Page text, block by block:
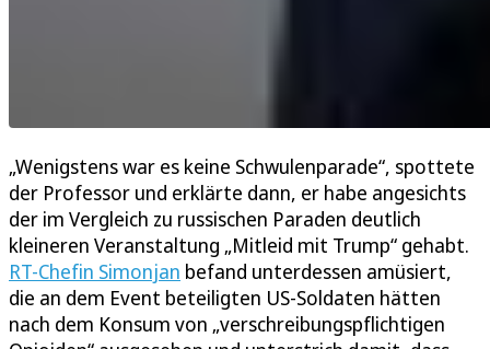
„Wenigstens war es keine Schwulenparade“, spottete
der Professor und erklärte dann, er habe angesichts
der im Vergleich zu russischen Paraden deutlich
kleineren Veranstaltung „Mitleid mit Trump“ gehabt.
RT-Chefin Simonjan befand unterdessen amüsiert,
die an dem Event beteiligten US-Soldaten hätten
nach dem Konsum von „verschreibungspflichtigen